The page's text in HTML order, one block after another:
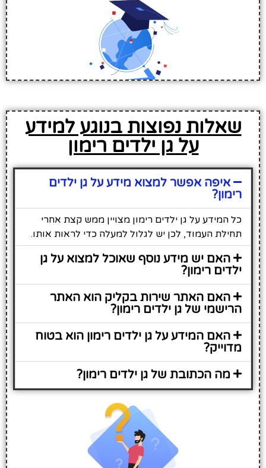
שאלות נפוצות בנוגע למידע
על גן ילדים רימון
איפה אפשר למצוא מידע על גן ילדים
רימון?
כל המידע על גן ילדים רימון מצויין ממש קצת אחרי
תחילת העמוד, לכן יש לגלול למעלה כדי לראות אותו.
האם יש מידע נוסף שאוכל למצוא על גן
ילדים רימון?
האם האתר שירות בקליק הוא האתר
הרישמי של גן ילדים רימון?
האם המידע על גן ילדים רימון הוא בטוח
מדוייק?
מה הכתובת של גן ילדים רימון?